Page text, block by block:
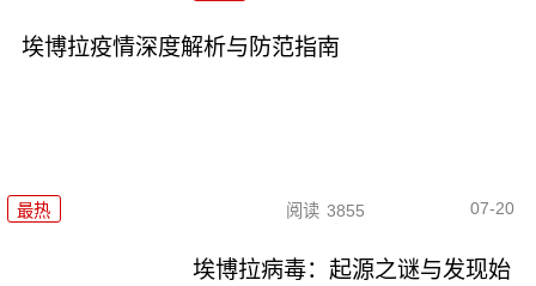
埃博拉疫情深度解析与防范指南
最热 阅读 3855 07-20
埃博拉病毒：起源之谜与发现始